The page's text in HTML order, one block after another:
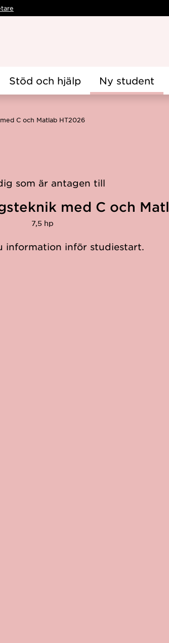
Stöd och hjälp Ny student
C och Matlab HT2026
som är antagen till
med C och
7,5 hp
information inför studiestart.